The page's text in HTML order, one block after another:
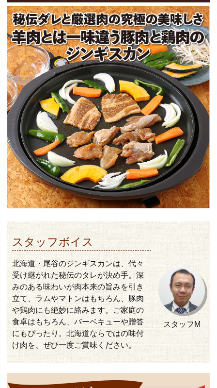
スタッフボイス
北海道・尾谷のジンギスカンは、代々
受け継がれた秘伝のタレが決め手。深
みのある味わいが肉本来の旨みを引き
立て、ラムやマトンはもちろん、豚肉
や鶏肉にも絶妙に絡みます。ご家庭の
食卓はもちろん、バーベキューや贈答
にもぴったり。北海道ならではの味付
け肉を、ぜひ一度ご賞味ください。
スタッフM